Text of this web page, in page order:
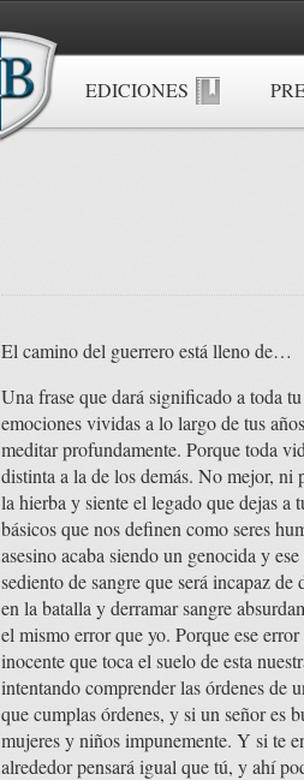
EDICIONES
El camino del guerrero está lleno de…
Una frase que dará significado a toda
emociones vividas a lo largo de tus
meditar profundamente. Porque toda
distinta a la de los demás. No mejor, ni
la hierba y siente el legado que dejas a
básicos que nos definen como seres
asesino acaba siendo un genocida y
sediento de sangre que será incapaz
en la batalla y derramar sangre
el mismo error que yo. Porque ese
inocente que toca el suelo de esta
intentando comprender las órdenes de
que cumplas órdenes, y si un señor es
mujeres y niños impunemente. Y si te
alrededor pensará igual que tú, y ahí